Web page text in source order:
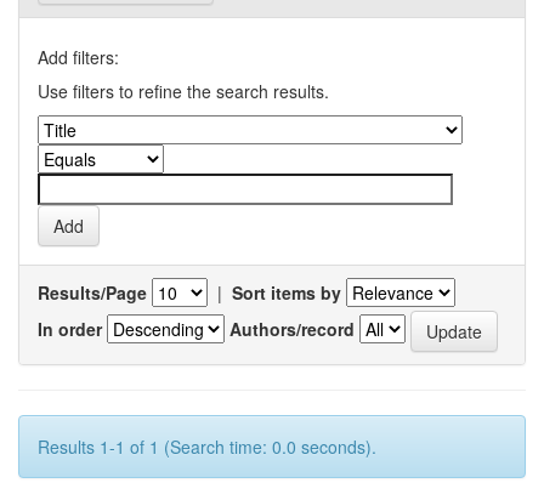
Add filters:
Use filters to refine the search results.
Results/Page | Sort items by
In order
Authors/record
Results 1-1 of 1 (Search time: 0.0 seconds).